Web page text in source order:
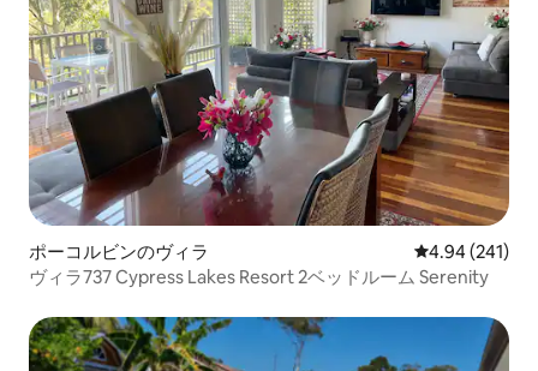
ポーコルビンのヴィラ レビュー241
4.94 (241)
ヴィラ737 Cypress Lakes Resort 2ベッドルーム Serenity